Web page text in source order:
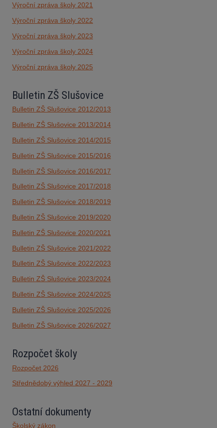
Výroční zpráva školy 2021
Výroční zpráva školy 2022
Výroční zpráva školy 2023
Výroční zpráva školy 2024
Výroční zpráva školy 2025
Bulletin ZŠ Slušovice
Bulletin ZŠ Slušovice 2012/2013
Bulletin ZŠ Slušovice 2013/2014
Bulletin ZŠ Slušovice 2014/2015
Bulletin ZŠ Slušovice 2015/2016
Bulletin ZŠ Slušovice 2016/2017
Bulletin ZŠ Slušovice 2017/2018
Bulletin ZŠ Slušovice 2018/2019
Bulletin ZŠ Slušovice 2019/2020
Bulletin ZŠ Slušovice 2020/2021
Bulletin ZŠ Slušovice 2021/2022
Bulletin ZŠ Slušovice 2022/2023
Bulletin ZŠ Slušovice 2023/2024
Bulletin ZŠ Slušovice 2024/2025
Bulletin ZŠ Slušovice 2025/2026
Bulletin ZŠ Slušovice 2026/2027
Rozpočet školy
Rozpočet 2026
Střednědobý výhled 2027 - 2029
Ostatní dokumenty
Školský zákon